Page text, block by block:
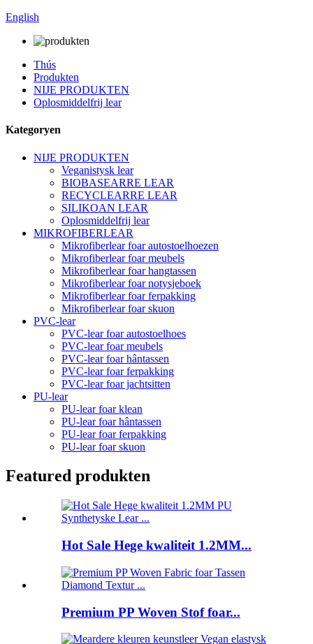
English
Thús
Produkten
NIJE PRODUKTEN
Oplosmiddelfrij lear
Kategoryen
NIJE PRODUKTEN
Veganistysk lear
BIOBASEARRE LEAR
RECYCLEARRE LEAR
SILIKOAN LEAR
Oplosmiddelfrij lear
MIKROFIBERLEAR
Mikrofiberlear foar autostoelhoezen
Mikrofiberlear foar meubels
Mikrofiberlear foar hangtassen
Mikrofiberlear foar notysjeboek
Mikrofiberlear foar ferpakking
Mikrofiberlear foar skuon
PVC-lear
PVC-lear foar autostoelhoes
PVC-lear foar meubels
PVC-lear foar hântassen
PVC-lear foar ferpakking
PVC-lear foar jachtsitten
PU-lear
PU-lear foar klean
PU-lear foar hântassen
PU-lear foar ferpakking
PU-lear foar skuon
Featured produkten
Hot Sale Hege kwaliteit 1.2MM...
Premium PP Woven Stof foar...